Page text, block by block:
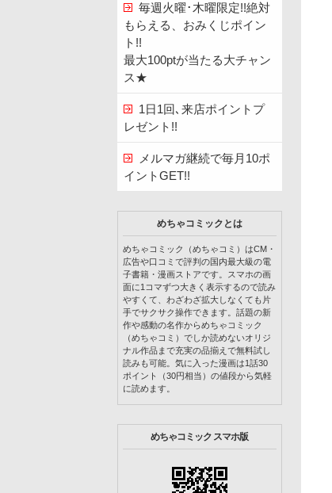
毎週火曜･木曜限定!!絶対
もらえる、おみくじポイン
ト!!
最大100ptが当たる大チャン
ス★
1日1回､来店ポイントプ
レゼント!!
メルマガ継続で毎月10ポ
イントGET!!
めちゃコミックとは
めちゃコミック（めちゃコミ）はCM・
広告や口コミで評判の国内最大級の電
子書籍・漫画ストアです。スマホの画
面に1コマずつ大きく表示するので読み
やすくて、わざわざ拡大しなくても片
手でサクサク操作できます。話題の新
作や感動の名作からめちゃコミック
（めちゃコミ）でしか読めないオリジ
ナル作品まで充実の品揃えで無料試し
読みも可能。気に入った漫画は1話30
ポイント（30円相当）の値段から気軽
に読めます。
めちゃコミック スマホ版